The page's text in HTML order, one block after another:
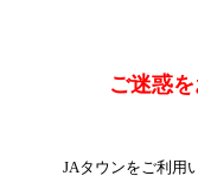
ご迷惑
JAタウンをご利用